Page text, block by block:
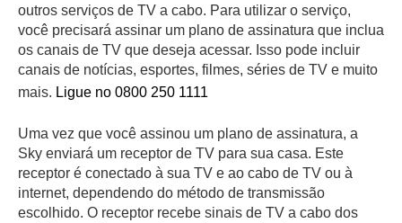
outros serviços de TV a cabo. Para utilizar o serviço,
você precisará assinar um plano de assinatura que inclua
os canais de TV que deseja acessar. Isso pode incluir
canais de notícias, esportes, filmes, séries de TV e muito
mais. Ligue no 0800 250 1111
Uma vez que você assinou um plano de assinatura, a
Sky enviará um receptor de TV para sua casa. Este
receptor é conectado à sua TV e ao cabo de TV ou à
internet, dependendo do método de transmissão
escolhido. O receptor recebe sinais de TV a cabo dos